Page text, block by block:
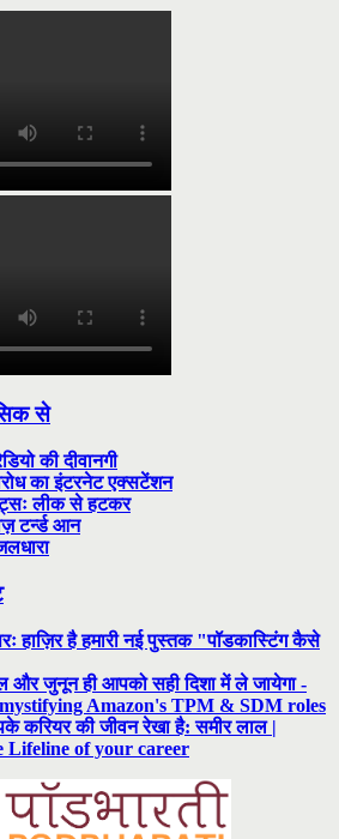
से
की दीवानगी
का इंटरनेट एक्सटेंशन
लीक से हटकर
टर्न्ड आन
हाज़िर है हमारी नई पुस्तक "पॉडकास्टिंग कैसे
जुनून ही आपको सही दिशा में ले जायेगा -
Amazon's TPM & SDM roles
करियर की जीवन रेखा है: समीर लाल |
Lifeline of your career